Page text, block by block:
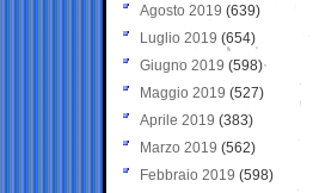
Agosto 2019 (639)
Luglio 2019 (654)
Giugno 2019 (598)
Maggio 2019 (527)
Aprile 2019 (383)
Marzo 2019 (562)
Febbraio 2019 (598)